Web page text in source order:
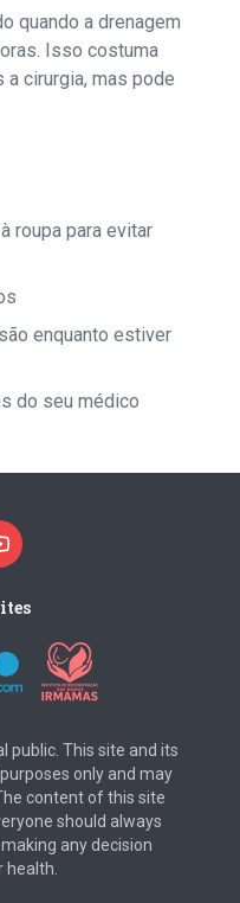
quando a drenagem
Isso costuma
cirurgia, mas pode
roupa para evitar
enquanto estiver
do seu médico
public. This site and its
only and may
content of this site
should always
any decision
health.